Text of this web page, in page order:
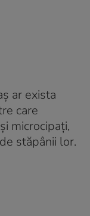
ar exista
care
microcipați,
stăpânii lor.